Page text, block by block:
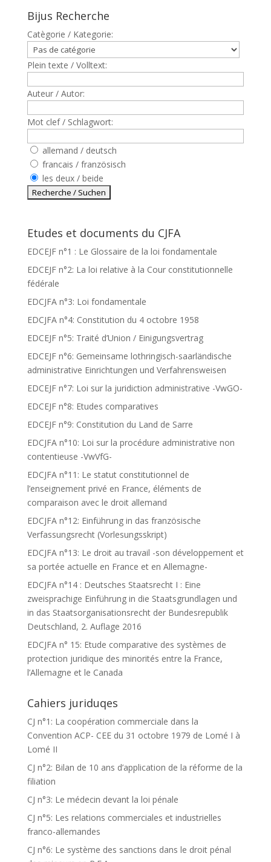
Bijus Recherche
Catègorie / Kategorie:
Plein texte / Volltext:
Auteur / Autor:
Mot clef / Schlagwort:
allemand / deutsch
francais / französisch
les deux / beide
Etudes et documents du CJFA
EDCEJF n°1 : Le Glossaire de la loi fondamentale
EDCEJF n°2: La loi relative à la Cour constitutionnelle
fédérale
EDCJFA n°3: Loi fondamentale
EDCJFA n°4: Constitution du 4 octobre 1958
EDCEJF n°5: Traité d’Union / Einigungsvertrag
EDCEJF n°6: Gemeinsame lothringisch-saarländische
administrative Einrichtungen und Verfahrensweisen
EDCEJF n°7: Loi sur la juridiction administrative -VwGO-
EDCEJF n°8: Etudes comparatives
EDCEJF n°9: Constitution du Land de Sarre
EDCJFA n°10: Loi sur la procédure administrative non
contentieuse -VwVfG-
EDCJFA n°11: Le statut constitutionnel de
l’enseignement privé en France, éléments de
comparaison avec le droit allemand
EDCJFA n°12: Einführung in das französische
Verfassungsrecht (Vorlesungsskript)
EDCJFA n°13: Le droit au travail -son développement et
sa portée actuelle en France et en Allemagne-
EDCJFA n°14 : Deutsches Staatsrecht I : Eine
zweisprachige Einführung in die Staatsgrundlagen und
in das Staatsorganisationsrecht der Bundesrepublik
Deutschland, 2. Auflage 2016
EDCJFA n° 15: Etude comparative des systèmes de
protection juridique des minorités entre la France,
l’Allemagne et le Canada
Cahiers juriduqes
CJ n°1: La coopération commerciale dans la
Convention ACP- CEE du 31 octobre 1979 de Lomé I à
Lomé II
CJ n°2: Bilan de 10 ans d’application de la réforme de la
filiation
CJ n°3: Le médecin devant la loi pénale
CJ n°5: Les relations commerciales et industrielles
franco-allemandes
CJ n°6: Le système des sanctions dans le droit pénal